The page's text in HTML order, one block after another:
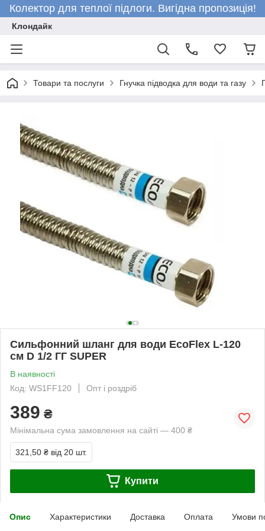
Колектор для теплої підлоги. Вигідна пропозиція!
Клондайк
Товари та послуги Гнучка підводка для води та газу
Cильфонний шланг для води EcoFlex L-120
см D 1/2 ГГ SUPER
В наявності
Код: WS1FF120
Опт і роздріб
389 ₴
Мінімальна сума замовлення на сайті — 400 ₴
321,50 ₴ від 20 шт.
Купити
Опис Характеристики Доставка Оплата Умови